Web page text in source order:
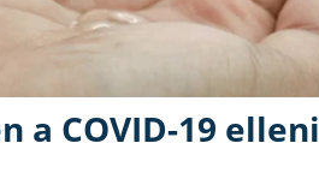
a COVID-19 elleni